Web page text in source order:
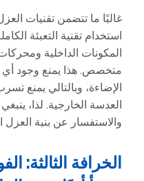
غالبًا ما تتضمن تقنيات
استخدام تقنية التعبئة
متخصص. هذا يمنع وجود أي
الإضاءة، وبالتالي يمنع
العدسة الخارجية. لذا،
والاستفسار عن بنية العزل
الخرافة الثالثة: